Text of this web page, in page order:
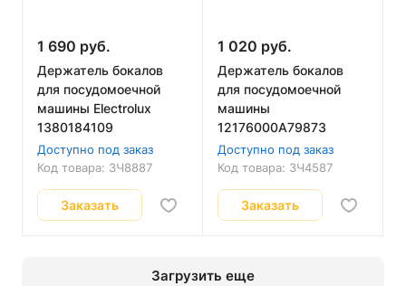
1 690 руб.
Держатель бокалов
для посудомоечной
машины Electrolux
1380184109
Доступно под заказ
Код товара: ЗЧ8887
Заказать
1 020 руб.
Держатель бокалов
для посудомоечной
машины
12176000A79873
Доступно под заказ
Код товара: ЗЧ4587
Заказать
Загрузить еще